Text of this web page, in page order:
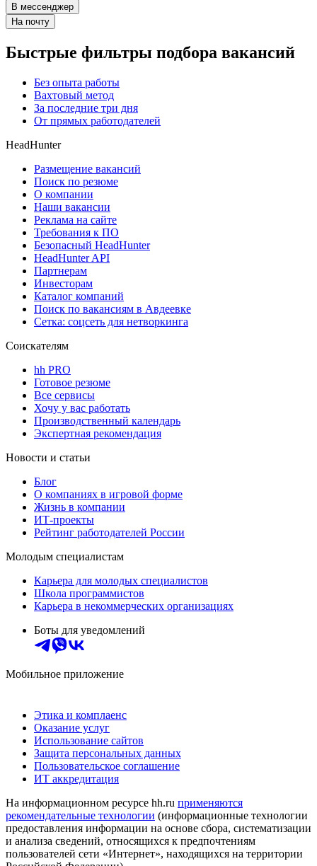
В мессенджер
На почту
Быстрые фильтры подбора вакансий
Без опыта работы
Вахтовый метод
За последние три дня
От прямых работодателей
HeadHunter
Размещение вакансий
Поиск по резюме
О компании
Наши вакансии
Реклама на сайте
Требования к ПО
Безопасный HeadHunter
HeadHunter API
Партнерам
Инвесторам
Каталог компаний
Поиск по вакансиям в Авдеевке
Сетка: соцсеть для нетворкинга
Соискателям
hh PRO
Готовое резюме
Все сервисы
Хочу у вас работать
Производственный календарь
Экспертная рекомендация
Новости и статьи
Блог
О компаниях в игровой форме
Жизнь в компании
ИТ-проекты
Рейтинг работодателей России
Молодым специалистам
Карьера для молодых специалистов
Школа программистов
Карьера в некоммерческих организациях
Боты для уведомлений
Мобильное приложение
Этика и комплаенс
Оказание услуг
Использование сайтов
Защита персональных данных
Пользовательское соглашение
ИТ аккредитация
На информационном ресурсе hh.ru применяются
рекомендательные технологии (информационные технологии
предоставления информации на основе сбора, систематизации
и анализа сведений, относящихся к предпочтениям
пользователей сети «Интернет», находящихся на территории